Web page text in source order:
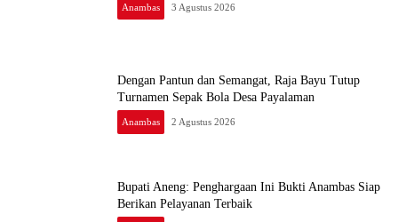
Anambas 3 Agustus 2026
Dengan Pantun dan Semangat, Raja Bayu Tutup
Turnamen Sepak Bola Desa Payalaman
Anambas 2 Agustus 2026
Bupati Aneng: Penghargaan Ini Bukti Anambas Siap
Berikan Pelayanan Terbaik